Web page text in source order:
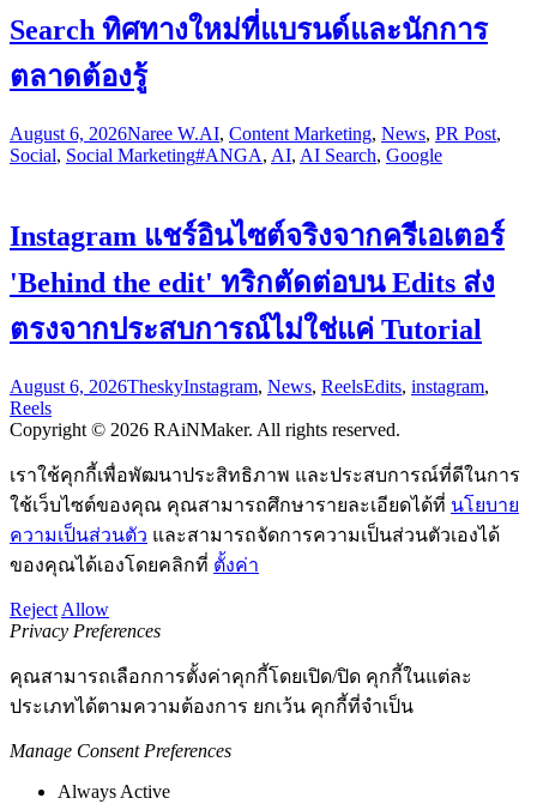
Search ทิศทางใหม่ที่แบรนด์และนักการ
ตลาดต้องรู้
August 6, 2026Naree W.AI, Content Marketing, News, PR Post,
Social, Social Marketing#ANGA, AI, AI Search, Google
Instagram แชร์อินไซต์จริงจากครีเอเตอร์
'Behind the edit' ทริกตัดต่อบน Edits ส่ง
ตรงจากประสบการณ์ไม่ใช่แค่ Tutorial
August 6, 2026TheskyInstagram, News, ReelsEdits, instagram,
Reels
Copyright © 2026 RAiNMaker. All rights reserved.
เราใช้คุกกี้เพื่อพัฒนาประสิทธิภาพ และประสบการณ์ที่ดีในการ
ใช้เว็บไซต์ของคุณ คุณสามารถศึกษารายละเอียดได้ที่ นโยบาย
ความเป็นส่วนตัว และสามารถจัดการความเป็นส่วนตัวเองได้
ของคุณได้เองโดยคลิกที่ ตั้งค่า
Reject Allow
Privacy Preferences
คุณสามารถเลือกการตั้งค่าคุกกี้โดยเปิด/ปิด คุกกี้ในแต่ละ
ประเภทได้ตามความต้องการ ยกเว้น คุกกี้ที่จำเป็น
Manage Consent Preferences
Always Active